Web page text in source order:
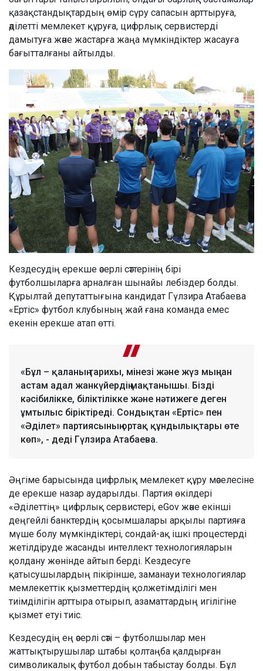
қазақстандықтардың өмір сүру сапасын арттыруға,
әділетті мемлекет құруға, цифрлық сервистерді
дамытуға және жастарға жаңа мүмкіндіктер жасауға
бағытталғаны айтылды.
Кездесудің ерекше әсерлі сәттерінің бірі
футболшыларға арналған шынайы лебіздер болды.
Құрылтай депутаттығына кандидат Гүлзира Атабаева
«Ертіс» футбол клубының жай ғана команда емес
екенін ерекше атап өтті.
«Бұл – қаланың тарихы, мінезі және жүз мыңнан
астам адал жанкүйердің мақтанышы. Бізді
кәсібилікке, біліктілікке және нәтижеге деген
ұмтылыс біріктіреді. Сондықтан «Ертіс» пен
«Әділет» партиясының ортақ құндылықтары өте
көп», - деді Гүлзира Атабаева.
Әңгіме барысында цифрлық мемлекет құру мәселесіне
де ерекше назар аударылды. Партия өкілдері
«Әділеттің» цифрлық сервистері, eGov және екінші
деңгейлі банктердің қосымшалары арқылы партияға
мүше болу мүмкіндіктері, сондай-ақ ішкі процестерді
жетілдіруде жасанды интеллект технологияларын
қолдану жөнінде айтып берді. Кездесуге
қатысушылардың пікірінше, заманауи технологиялар
мемлекеттік қызметтердің қолжетімділігі мен
тиімділігін арттыра отырып, азаматтардың игілігіне
қызмет етуі тиіс.
Кездесудің ең әсерлі сәті – футболшылар мен
жаттықтырушылар штабы қолтаңба қалдырған
символикалық футбол добын табыстау болды. Бұл